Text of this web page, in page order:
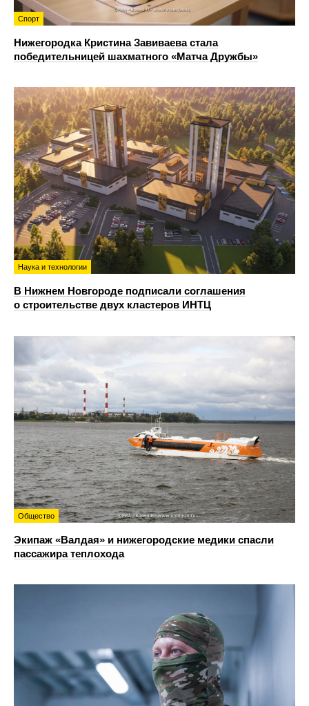
Спорт
Нижегородка Кристина Завиваева стала
победительницей шахматного «Матча Дружбы»
Наука и технологии
В Нижнем Новгороде подписали соглашения
о строительстве двух кластеров ИНТЦ
Общество
Экипаж «Валдая» и нижегородские медики спасли
пассажира теплохода